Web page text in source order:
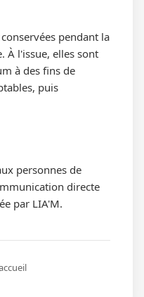
pendant la
À l'issue, elles sont
à des fins de
puis
personnes de
directe
par LIA'M.